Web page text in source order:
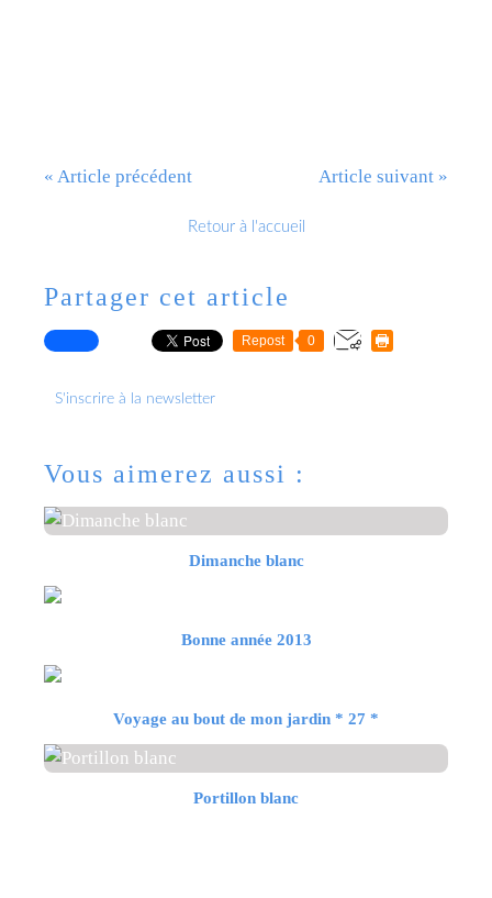
« Article précédent Article suivant »
Retour à l'accueil
Partager cet article
Repost 0
S'inscrire à la newsletter
Vous aimerez aussi :
Dimanche blanc
Bonne année 2013
Voyage au bout de mon jardin * 27 *
Portillon blanc